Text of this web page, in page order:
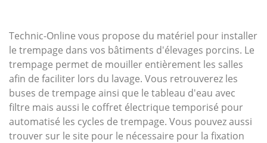
Technic-Online vous propose du matériel pour installer
le trempage dans vos bâtiments d'élevages porcins. Le
trempage permet de mouiller entièrement les salles
afin de faciliter lors du lavage. Vous retrouverez les
buses de trempage ainsi que le tableau d'eau avec
filtre mais aussi le coffret électrique temporisé pour
automatisé les cycles de trempage. Vous pouvez aussi
trouver sur le site pour le nécessaire pour la fixation